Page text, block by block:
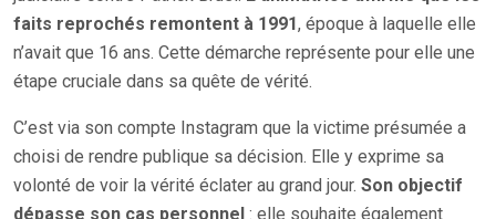
faits reprochés remontent à 1991, époque à laquelle elle
n’avait que 16 ans. Cette démarche représente pour elle une
étape cruciale dans sa quête de vérité.
C’est via son compte Instagram que la victime présumée a
choisi de rendre publique sa décision. Elle y exprime sa
volonté de voir la vérité éclater au grand jour. Son objectif
dépasse son cas personnel : elle souhaite également